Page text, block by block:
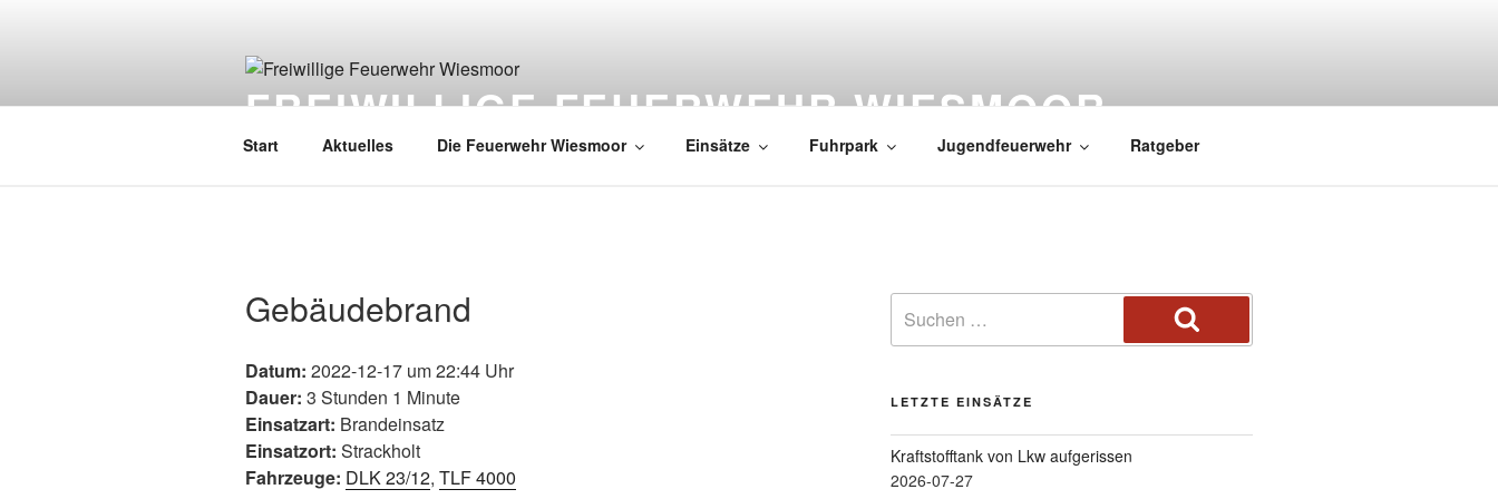
FREIWILLIGE FEUERWEHR WIESMOOR
Start Aktuelles Die Feuerwehr Wiesmoor Einsätze Fuhrpark Jugendfeuerwehr Ratgeber
Gebäudebrand
Datum: 2022-12-17 um 22:44 Uhr
Dauer: 3 Stunden 1 Minute
Einsatzart: Brandeinsatz
Einsatzort: Strackholt
Fahrzeuge: DLK 23/12, TLF 4000
LETZTE EINSÄTZE
Kraftstofftank von Lkw aufgerissen
2026-07-27